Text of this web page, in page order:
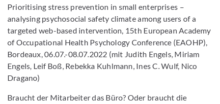
Prioritising stress prevention in small enterprises –
analysing psychosocial safety climate among users of a
targeted web-based intervention, 15th European Academy
of Occupational Health Psychology Conference (EAOHP),
Bordeaux, 06.07.-08.07.2022 (mit Judith Engels, Miriam
Engels, Leif Boß, Rebekka Kuhlmann, Ines C. Wulf, Nico
Dragano)
Braucht der Mitarbeiter das Büro? Oder braucht die